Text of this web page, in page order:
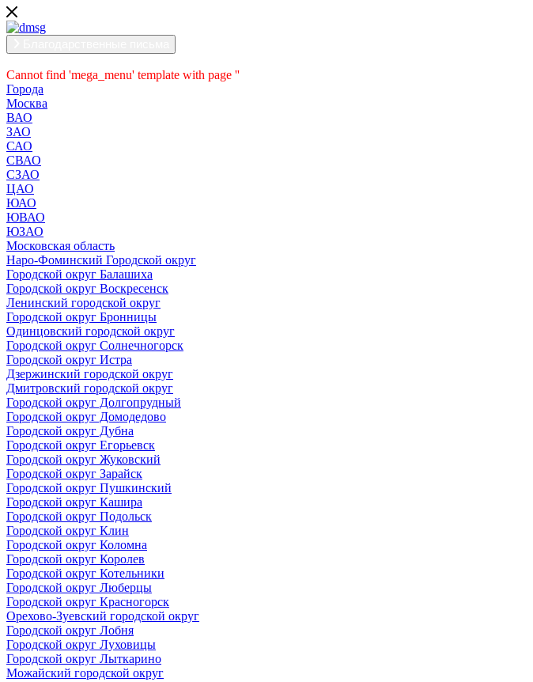
Cannot find 'mega_menu' template with page ''
Города
Москва
ВАО
ЗАО
САО
СВАО
СЗАО
ЦАО
ЮАО
ЮВАО
ЮЗАО
Московская область
Наро-Фоминский Городской округ
Городской округ Балашиха
Городской округ Воскресенск
Ленинский городской округ
Городской округ Бронницы
Одинцовский городской округ
Городской округ Солнечногорск
Городской округ Истра
Дзержинский городской округ
Дмитровский городской округ
Городской округ Долгопрудный
Городской округ Домодедово
Городской округ Дубна
Городской округ Егорьевск
Городской округ Жуковский
Городской округ Зарайск
Городской округ Пушкинский
Городской округ Кашира
Городской округ Подольск
Городской округ Клин
Городской округ Коломна
Городской округ Королев
Городской округ Котельники
Городской округ Люберцы
Городской округ Красногорск
Орехово-Зуевский городской округ
Городской округ Лобня
Городской округ Луховицы
Городской округ Лыткарино
Можайский городской округ